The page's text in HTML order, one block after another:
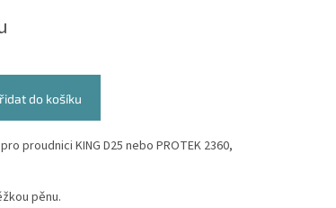
do košíku
proudnici KING D25 nebo PROTEK 2360,
pěnu.